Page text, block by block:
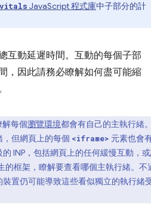
vitals JavaScript 程式庫中子部分的計
互動延遲時間。互動的每個子部
，因此請務必瞭解如何盡可能縮
每個瀏覽環境都會有自己的主執行緒
但網頁上的每個 <iframe> 元素也會
INP，包括網頁上的任何緩慢互動，
框架，瞭解要查看哪個主執行緒。不
置仍可能導致這些看似獨立的執行緒